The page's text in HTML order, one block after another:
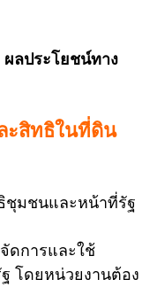
ผลประโยชน์ทาง
ะสิทธิในที่ดิน
มชนและหน้าที่รัฐ
ดการและใช้
โดยหน่วยงานต้อง